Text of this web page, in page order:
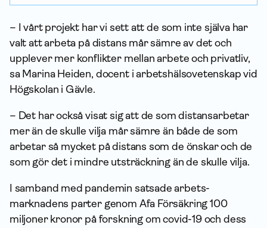
– I vårt projekt har vi sett att de som inte själva har
valt att arbeta på distans mår sämre av det och
upplever mer konflikter mellan arbete och privatliv,
sa Marina Heiden, docent i arbetshälsovetenskap vid
Högskolan i Gävle.
– Det har också visat sig att de som distansarbetar
mer än de skulle vilja mår sämre än både de som
arbetar så mycket på distans som de önskar och de
som gör det i mindre utsträckning än de skulle vilja.
I samband med pandemin satsade arbets­
marknadens parter genom Afa För­säkring 100
miljoner kronor på forskning om covid-19 och dess